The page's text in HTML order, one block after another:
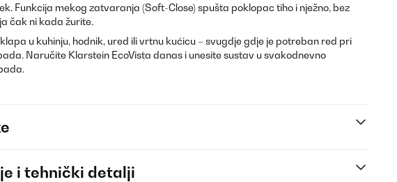
Funkcija mekog zatvaranja (Soft-Close) spušta poklopac tiho i nježno, bez
čak ni kada žurite.
u kuhinju, hodnik, ured ili vrtnu kućicu – svugdje gdje je potreban red pri
Naručite Klarstein EcoVista danas i unesite sustav u svakodnevno
i tehnički detalji